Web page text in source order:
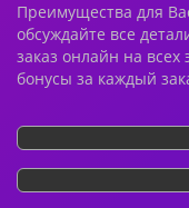
Преимущества для
обсуждайте все
заказ онлайн на
бонусы за каждый